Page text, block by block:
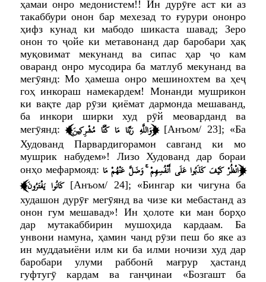
ҳамаи онро медонистем!! Ин дурӯғе аст ки аз
такаббури онон бар мехезад то ғурури ононро
ҳифз кунад ки мабодо шикаста шавад; Зеро
онон то ҷойе ки метавонанд дар баробари ҳақ
муқовимат мекунанд ва сипас ҳар ҷо кам
оваранд онро мусодира ба матлуб мекунанд ва
мегӯянд: Мо ҳамеша онро мешинохтем ва ҳеҷ
гоҳ инкораш намекардем! Монанди мушрикон
ки вақте дар рӯзи қиёмат дармонда мешаванд,
ба инкори ширки худ рӯй меоварданд ва
мегӯянд:
﴿وَاللَّهِ رَبِّنَا مَا كُنَّا مُشْرِكِينَ﴾ [Анъом/ 23]; «Ба
Худованд Парвардигорамон савганд ки мо
мушрик набудем»! Лизо Худованд дар бораи
онҳо мефармояд:
﴿انْظُرْ كَيْفَ كَذَبُوا عَلَى أَنْفُسِهِمْ ۚ وَضَلَّ عَنْهُمْ مَا
كَانُوا يَفْتَرُونَ﴾ [Анъом/ 24]; «Бингар ки чигуна ба
худашон дурӯғ мегӯянд ва чизе ки мебастанд аз
онон гум мешавад»! Ин ҳолоте ки ман борҳо
дар мутакаббирин мушоҳида кардаам. Ба
унвони намуна, ҳамин чанд рӯзи пеш бо яке аз
ин муддаъиёни илм ки ба илми ночизи худ дар
баробари улуми раббонӣ мағрур ҳастанд
гуфтугӯ кардам ва ганҷинаи «Бозгашт ба